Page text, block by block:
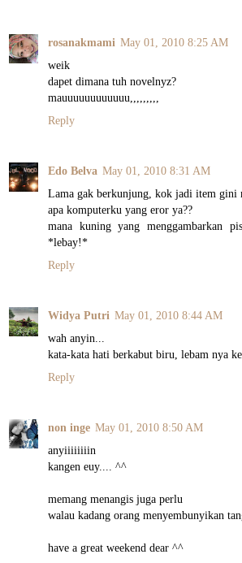
rosanakmami May 01, 2010 8:25 AM
weik
dapet dimana tuh novelnyz?
mauuuuuuuuuuuu,,,,,,,,,
Reply
Edo Belva May 01, 2010 8:31 AM
Lama gak berkunjung, kok jadi item gini
apa komputerku yang eror ya??
mana kuning yang menggambarkan
*lebay!*
Reply
Widya Putri May 01, 2010 8:44 AM
wah anyin...
kata-kata hati berkabut biru, lebam nya
Reply
non inge May 01, 2010 8:50 AM
anyiiiiiiiin
kangen euy.... ^^
memang menangis juga perlu
walau kadang orang menyembunyikan
have a great weekend dear ^^